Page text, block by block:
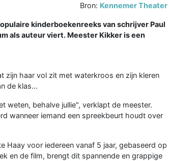
Bron: Kennemer Theater
kinderboekenreeks van schrijver Paul
als auteur viert. Meester Kikker is een
zijn haar vol zit met waterkroos en zijn kleren
de klas...
weten, behalve jullie", verklapt de meester.
wanneer iemand een spreekbeurt houdt over
Haay voor iedereen vanaf 5 jaar, gebaseerd op
en de film, brengt dit spannende en grappige